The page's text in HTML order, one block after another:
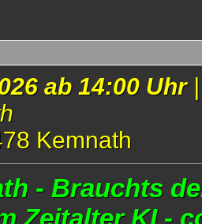
ab 14:00 Uhr
Kemnath
- Brauchts
Zeitalter KI -